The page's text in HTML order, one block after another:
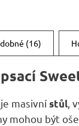
(16)
je masivnístůl,
mohou být